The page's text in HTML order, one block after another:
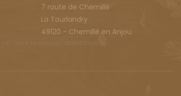
7 route de Chemillé
La Tourlandry
49120 - Chemillé en Anjou